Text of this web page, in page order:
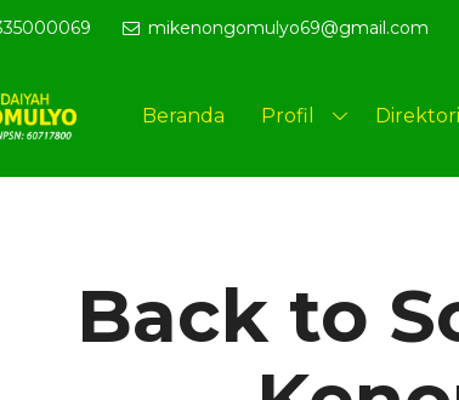
mikenongomulyo69@gmail.com
BerAQSI Beradab alQuran berprestaSI
Beranda Profil Direktori
Back to